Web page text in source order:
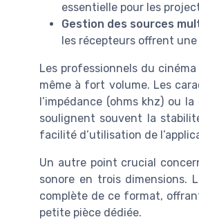
essentielle pour les
Gestion des sources
les récepteurs offrent
Les professionnels du
même à fort volume. Les
l’impédance (ohms khz) ou
soulignent souvent la
facilité d’utilisation de
Un autre point crucial
sonore en trois dimensions.
complète de ce format,
petite pièce dédiée.